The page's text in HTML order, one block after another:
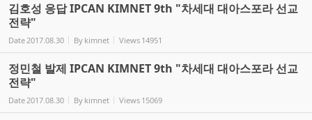
김호성 응답 IPCAN KIMNET 9th "차세대 대아스포라 선교
전략"
Date2017.08.30 By kimnet Views 14951
정민철 발제 IPCAN KIMNET 9th "차세대 대아스포라 선교
전략"
Date2017.08.30 By kimnet Views 15069